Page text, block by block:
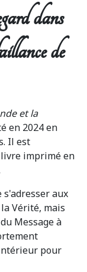
dans
de
et la
en 2024 en
Il est
imprimé en
s'adresser aux
Vérité, mais
Message à
pour